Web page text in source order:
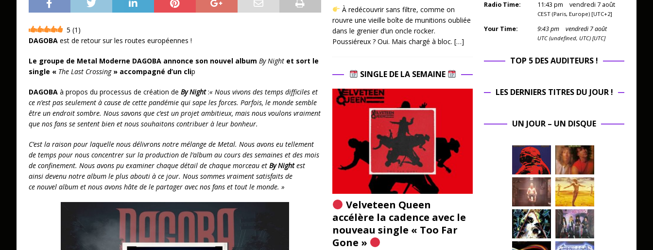
5 (1 )
DAGOBAest de retour sur les routes européennes !
Le groupe de Metal Moderne DAGOBA annonce son nouvel album By Nightet sort le
single « The Last Crossing» accompagné d’un clip
DAGOBAà propos du processus de création de By Night:« Nous vivons des temps difficiles et
ce n’est pas seulement à cause de cette pandémie qui sape les forces. Parfois, le monde semble
être un endroit sombre. Nous savons que c’est un projet ambitieux, mais nous voulons vraiment
que nos fans se sentent bien et nous souhaitons contribuer à leur bonheur.
C’est la raison pour laquelle nous délivrons notre mélange de Metal. Nous avons eu tellement
de temps pour nous concentrer sur la production de l’album au cours des semaines et des mois
de confinement. Nous avons pu examiner chaque détail de chaque morceau et By Nightest
ainsi devenu notre album le plus abouti à ce jour. Nous sommes vraiment satisfaits de
ce nouvel album et nous avons hâte de le partager avec nos fans et tout le monde. »
À redécouvrir sans filtre, comme on
rouvre une vieille boîte de munitions oubliée
dans le grenier d’un oncle rocker.
Poussiéreux ? Oui. Mais chargé à bloc. […]
SINGLE DE LA SEMAINE
Velveteen Queen
accélère la cadence avec le
nouveau single « Too Far
Gone »
Radio Time: 11:43 pm vendredi 7 août
CEST (Paris, Europe) [UTC+2]
Your Time: 9:43pm vendredi 7 août
UTC (undefined, UTC) [UTC]
TOP 5 DES AUDITEURS !
LES DERNIERS TITRES DU JOUR !
UN JOUR – UN DISQUE